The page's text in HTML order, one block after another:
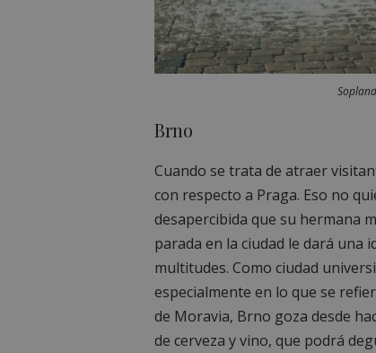
Brno
Cuando se trata de atraer
con respecto a Praga. Eso no
desapercibida que su hermana
parada en la ciudad le dará una
multitudes. Como ciudad
especialmente en lo que se
de Moravia, Brno goza desde
de cerveza y vino, que podrá